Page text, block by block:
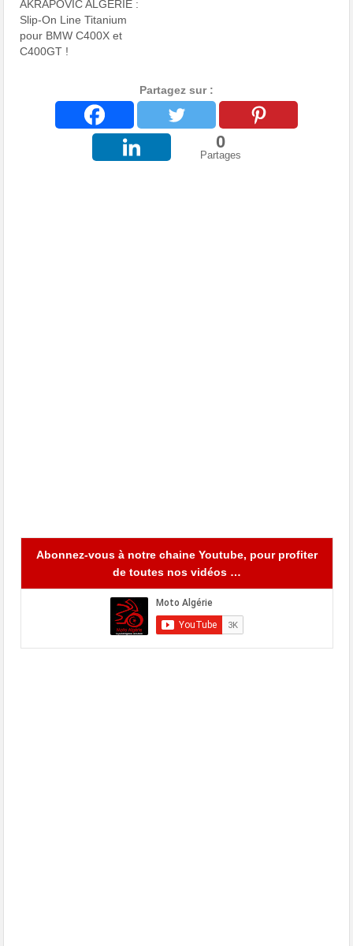
AKRAPOVIC ALGÉRIE :
Slip-On Line Titanium
pour BMW C400X et
C400GT !
Partagez sur :
0
Partages
Abonnez-vous à notre chaine Youtube, pour profiter
de toutes nos vidéos …